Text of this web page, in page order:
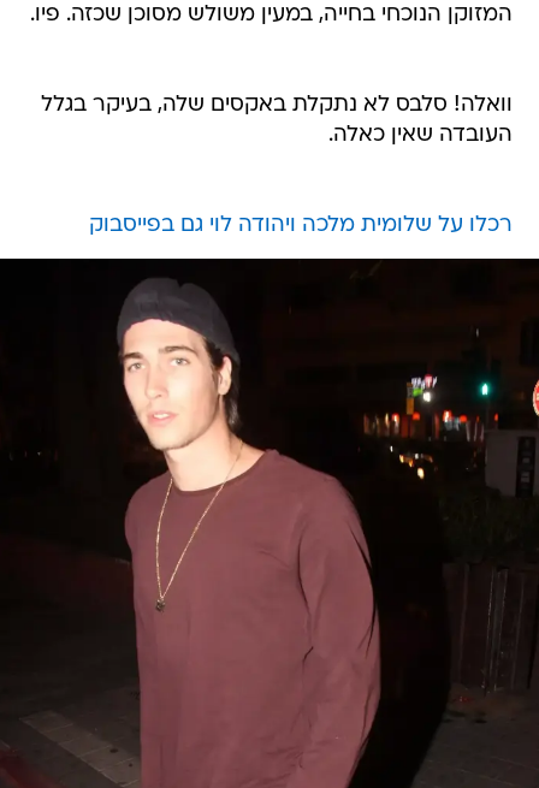
המזוקן הנוכחי בחייה, במעין משולש מסוכן שכזה. פיו.
וואלה! סלבס לא נתקלת באקסים שלה, בעיקר בגלל
העובדה שאין כאלה.
רכלו על שלומית מלכה ויהודה לוי גם בפייסבוק